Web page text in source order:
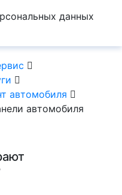
данных
автомобиля
автомобиля